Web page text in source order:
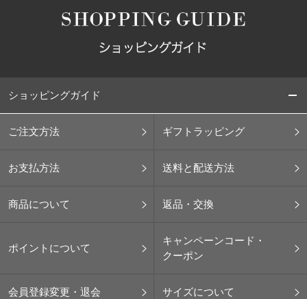
ショッピングガイド
ご注文方法 ギフトラッピング
お支払方法 送料と配送方法
商品について 返品・交換
ポイントについて
キャンペーンコード・
クーポン
会員登録変更・退会 サイズについて